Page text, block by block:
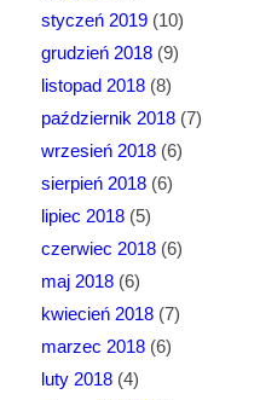
styczeń 2019(10)
grudzień 2018(9)
listopad 2018(8)
październik 2018(7)
wrzesień 2018(6)
sierpień 2018(6)
lipiec 2018(5)
czerwiec 2018(6)
maj 2018(6)
kwiecień 2018(7)
marzec 2018(6)
luty 2018(4)